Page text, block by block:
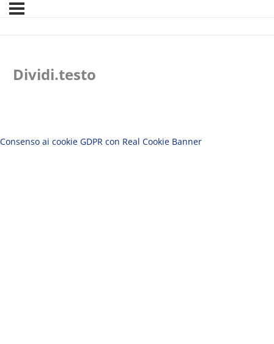
Dividi.testo
Consenso ai cookie GDPR con Real Cookie Banner